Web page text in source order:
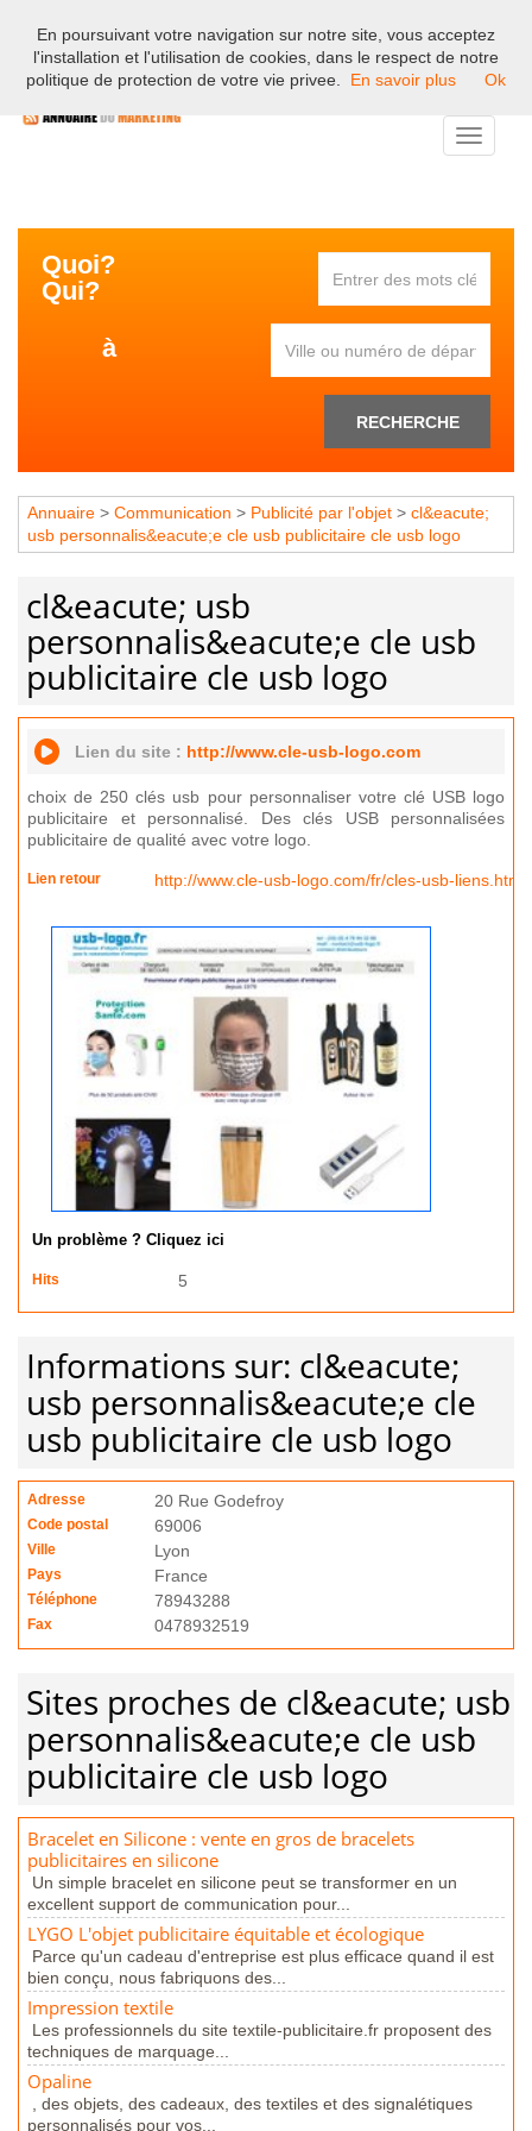
Bienvenue sur l'annuaire professionnel du marketing et de la
communication en France.
Toggle
Quoi?
Qui?
à
RECHERCHE
Annuaire > Communication > Publicité par l'objet > cl&eacute;
usb personnalis&eacute;e cle usb publicitaire cle usb logo
cl&eacute; usb
personnalis&eacute;e cle usb
publicitaire cle usb logo
Lien du site : http://www.cle-usb-logo.com
choix de 250 clés usb pour personnaliser votre clé USB logo
publicitaire et personnalisé. Des clés USB personnalisées
publicitaire de qualité avec votre logo.
Lien retour http://www.cle-usb-logo.com/fr/cles-usb-liens.htm
Un problème ? Cliquez ici
Hits 5
Informations sur: cl&eacute;
usb personnalis&eacute;e cle
usb publicitaire cle usb logo
Adresse 20 Rue Godefroy
Code postal 69006
Ville Lyon
Pays France
Téléphone 78943288
Fax 0478932519
Sites proches de cl&eacute; usb
personnalis&eacute;e cle usb
publicitaire cle usb logo
Bracelet en Silicone : vente en gros de bracelets
publicitaires en silicone
Un simple bracelet en silicone peut se transformer en un
excellent support de communication pour...
LYGO L'objet publicitaire équitable et écologique
Parce qu'un cadeau d'entreprise est plus efficace quand il est
bien conçu, nous fabriquons des...
Impression textile
Les professionnels du site textile-publicitaire.fr proposent des
techniques de marquage...
Opaline
, des objets, des cadeaux, des textiles et des signalétiques
personnalisés pour vos...
En poursuivant votre navigation sur notre site, vous acceptez
l'installation et l'utilisation de cookies, dans le respect de notre
politique de protection de votre vie privee.
En savoir plus Ok